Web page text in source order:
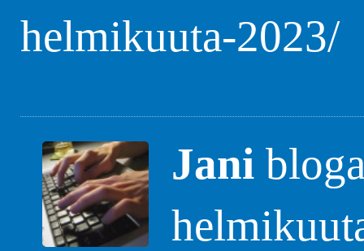
helmikuuta-2023/
Jani